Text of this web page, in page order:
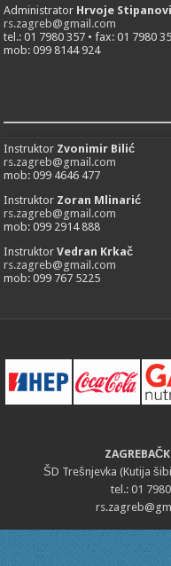
Administrator Hrvoje
rs.zagreb@gmail.com
tel.: 01 7980 357 • fax: 01 7980
mob: 099 8144 924
Instruktor Zvonimir Bilić
rs.zagreb@gmail.com
mob: 099 4646 477
Instruktor Zoran Mlinarić
rs.zagreb@gmail.com
mob: 099 2914 888
InstruktorVedran Krkač
rs.zagreb@gmail.com
mob: 099 767 5225
ŠD Trešnjevka (Kutija
tel.: 01